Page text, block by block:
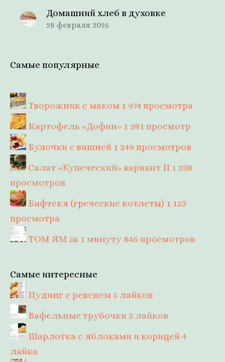
Домашний хлеб в духовке
28 февраля 2025
Самые популярные
Творожник с маком 1 974 просмотра
Картофель «Дофин» 1 281 просмотр
Булочки с вишней 1 249 просмотров
Салат «Купеческий» вариант II 1 238
просмотров
Бифтекя (греческие котлеты) 1 153
просмотра
ТОМ ЯМ за 1 минуту 846 просмотров
Самые интересные
Пудинг с ревенем 5 лайков
Вафельные трубочки 5 лайков
Шарлотка с яблоками и корицей4
лайка